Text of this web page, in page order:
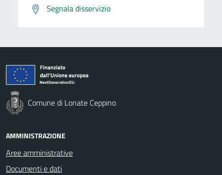
Segnala disservizio
Comune di Lonate Ceppino
AMMINISTRAZIONE
Aree amministrative
Documenti e dati